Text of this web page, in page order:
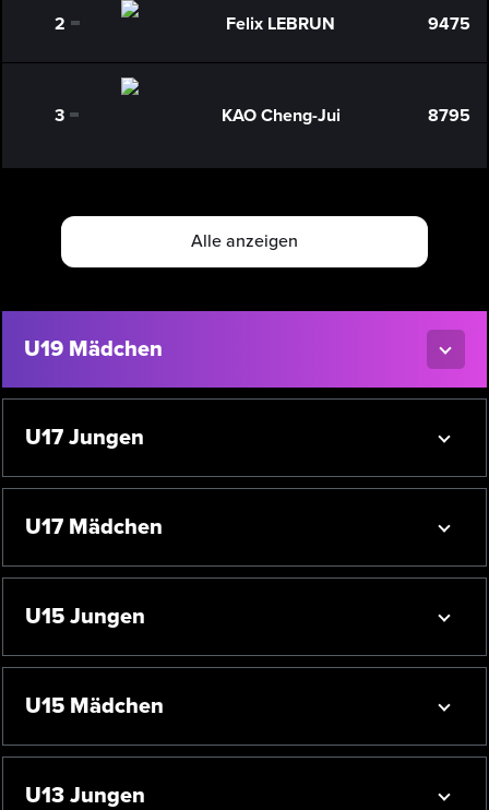
2 0 Felix LEBRUN 9475
3 0 KAO Cheng-Jui 8795
Alle anzeigen
U19 Mädchen
U17 Jungen
U17 Mädchen
U15 Jungen
U15 Mädchen
U13 Jungen